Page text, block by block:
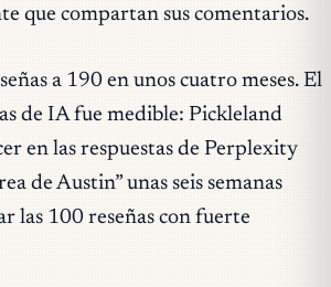
que compartan sus comentarios.
a 190 en unos cuatro meses. El
de IA fue medible: Pickleland
en las respuestas de Perplexity
de Austin” unas seis semanas
las 100 reseñas con fuerte